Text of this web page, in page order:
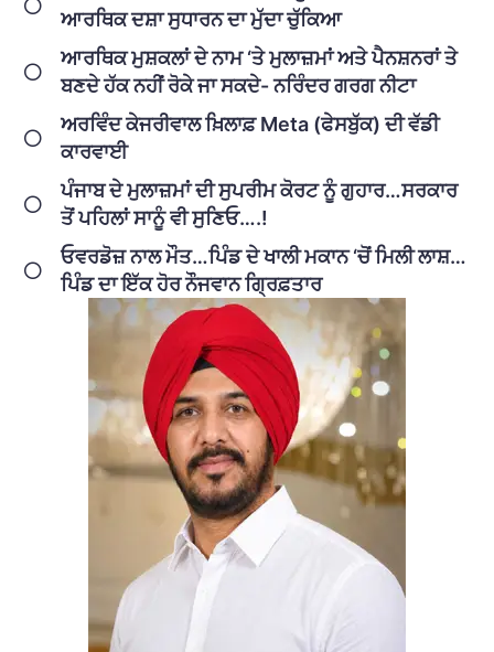
ਆਰਥਿਕ ਦਸ਼ਾ ਸੁਧਾਰਨ ਦਾ ਮੁੱਦਾ ਚੁੱਕਿਆ
ਆਰਥਿਕ ਮੁਸ਼ਕਲਾਂ ਦੇ ਨਾਮ ‘ਤੇ ਮੁਲਾਜ਼ਮਾਂ ਅਤੇ ਪੈਨਸ਼ਨਰਾਂ ਤੇ
ਬਣਦੇ ਹੱਕ ਨਹੀਂ ਰੋਕੇ ਜਾ ਸਕਦੇ- ਨਰਿੰਦਰ ਗਰਗ ਨੀਟਾ
ਅਰਵਿੰਦ ਕੇਜਰੀਵਾਲ ਖ਼ਿਲਾਫ਼ Meta (ਫੇਸਬੁੱਕ) ਦੀ ਵੱਡੀ
ਕਾਰਵਾਈ
ਪੰਜਾਬ ਦੇ ਮੁਲਾਜ਼ਮਾਂ ਦੀ ਸੁਪਰੀਮ ਕੋਰਟ ਨੂੰ ਗੁਹਾਰ…ਸਰਕਾਰ
ਤੋਂ ਪਹਿਲਾਂ ਸਾਨੂੰ ਵੀ ਸੁਣਿਓ….!
ਓਵਰਡੋਜ਼ ਨਾਲ ਮੌਤ…ਪਿੰਡ ਦੇ ਖਾਲੀ ਮਕਾਨ ‘ਚੋਂ ਮਿਲੀ ਲਾਸ਼…
ਪਿੰਡ ਦਾ ਇੱਕ ਹੋਰ ਨੌਜਵਾਨ ਗ੍ਰਿਫ਼ਤਾਰ